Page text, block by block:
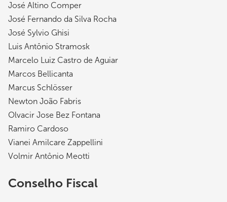
José Altino Comper
José Fernando da Silva Rocha
José Sylvio Ghisi
Luis Antônio Stramosk
Marcelo Luiz Castro de Aguiar
Marcos Bellicanta
Marcus Schlösser
Newton João Fabris
Olvacir Jose Bez Fontana
Ramiro Cardoso
Vianei Amilcare Zappellini
Volmir Antônio Meotti
Conselho Fiscal